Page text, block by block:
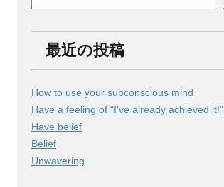
最近の投稿
How to use your subconscious mind
Have a feeling of “I’ve already achieved it!”
Have belief
Belief
Unwavering